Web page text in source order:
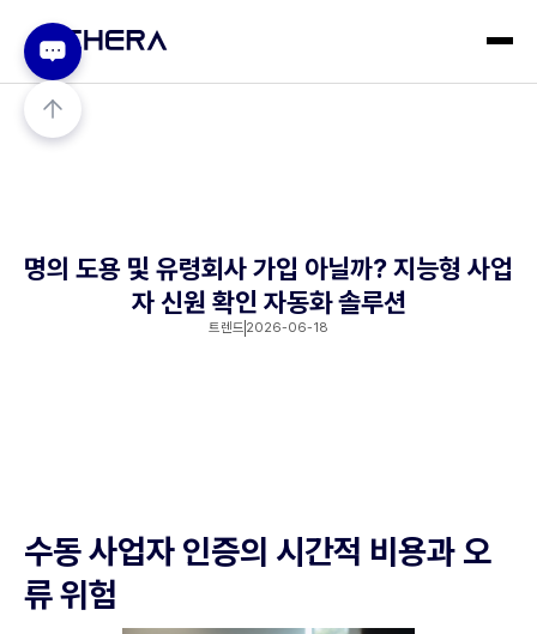
명의 도용 및 유령회사 가입 아닐까? 지능형 사업
자 신원 확인 자동화 솔루션
트렌드 2026-06-18
수동 사업자 인증의 시간적 비용과 오
류 위험